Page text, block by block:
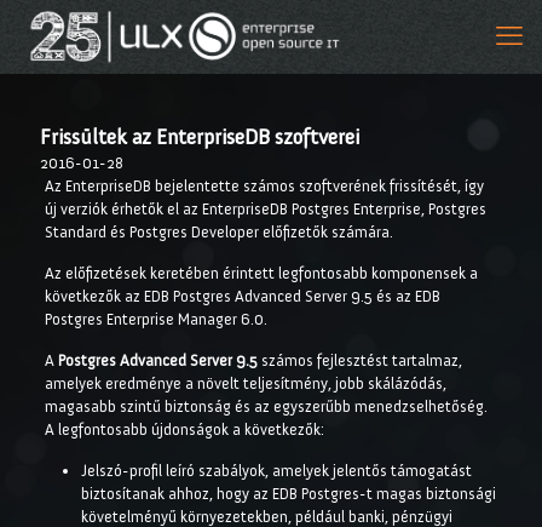
Frissültek az EnterpriseDB szoftverei
2016-01-28
Az EnterpriseDB bejelentette számos szoftverének frissítését, így
új verziók érhetők el az EnterpriseDB Postgres Enterprise, Postgres
Standard és Postgres Developer előfizetők számára.
Az előfizetések keretében érintett legfontosabb komponensek a
következők az EDB Postgres Advanced Server 9.5 és az EDB
Postgres Enterprise Manager 6.0.
A Postgres Advanced Server 9.5számos fejlesztést tartalmaz,
amelyek eredménye a növelt teljesítmény, jobb skálázódás,
magasabb szintű biztonság és az egyszerűbb menedzselhetőség.
A legfontosabb újdonságok a következők:
Jelszó-profil leíró szabályok, amelyek jelentős támogatást
biztosítanak ahhoz, hogy az EDB Postgres-t magas biztonsági
követelményű környezetekben, például banki, pénzügyi